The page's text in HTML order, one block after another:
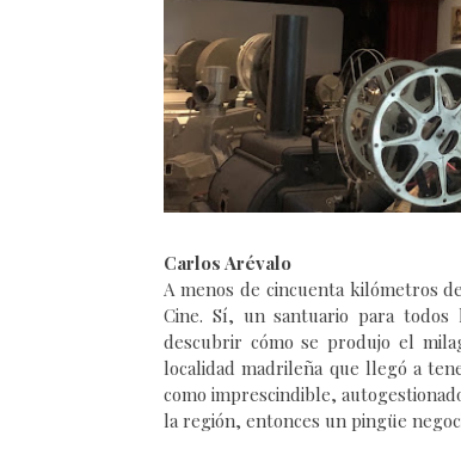
Carlos Arévalo
A menos de cincuenta kilómetros
Cine. Sí, un santuario para
descubrir cómo se produjo el
localidad madrileña que llegó a
como imprescindible,
la región, entonces un pingüe